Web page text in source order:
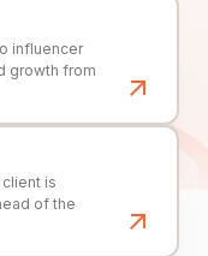
influencer
growth from
is
of the